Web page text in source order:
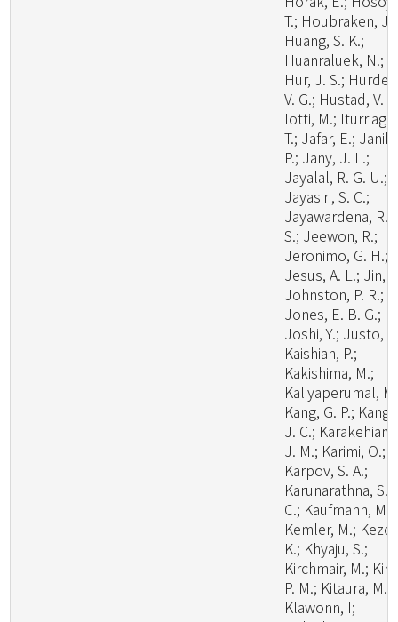
T.; Houbraken, J.;
Huang, S. K.;
Huanraluek, N.;
Hur, J. S.;
V. G.; Hustad, V.
Iotti, M.; Iturriaga,
T.; Jafar, E.; Janik,
P.; Jany, J. L.;
Jayalal, R. G. U.;
Jayasiri, S. C.;
Jayawardena, R.
S.; Jeewon, R.;
Jeronimo, G. H.;
Jesus, A. L.; Jin,
Johnston, P. R.;
Jones, E. B. G.;
Joshi, Y.; Justo,
Kaishian, P.;
Kakishima, M.;
Kaliyaperumal,
Kang, G. P.; Kang,
J. C.; Karakehian,
J. M.; Karimi, O.;
Karpov, S. A.;
Karunarathna, S.
C.; Kaufmann, M.;
Kemler, M.; Kezo,
K.; Khyaju, S.;
Kirchmair, M.;
P. M.; Kitaura, M.
Klawonn, I;